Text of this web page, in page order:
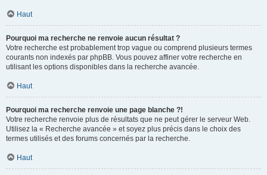
Haut
Pourquoi ma recherche ne renvoie aucun résultat ?
Votre recherche est probablement trop vague ou comprend plusieurs termes
courants non indexés par phpBB. Vous pouvez affiner votre recherche en
utilisant les options disponibles dans la recherche avancée.
Haut
Pourquoi ma recherche renvoie une page blanche ?!
Votre recherche renvoie plus de résultats que ne peut gérer le serveur Web.
Utilisez la « Recherche avancée » et soyez plus précis dans le choix des
termes utilisés et des forums concernés par la recherche.
Haut